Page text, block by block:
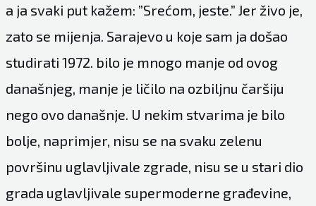
a ja svaki put kažem: ”Srećom, jeste.” Jer živo je,
zato se mijenja. Sarajevo u koje sam ja došao
studirati 1972. bilo je mnogo manje od ovog
današnjeg, manje je ličilo na ozbiljnu čaršiju
nego ovo današnje. U nekim stvarima je bilo
bolje, naprimjer, nisu se na svaku zelenu
površinu uglavljivale zgrade, nisu se u stari dio
grada uglavljivale supermoderne građevine,